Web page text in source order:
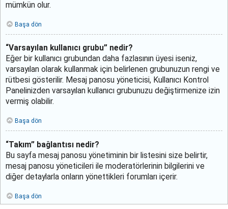
mümkün olur.
Başa dön
“Varsayılan kullanıcı grubu” nedir?
Eğer bir kullanıcı grubundan daha fazlasının üyesi iseniz,
varsayılan olarak kullanmak için belirlenen grubunuzun rengi ve
rütbesi gösterilir. Mesaj panosu yöneticisi, Kullanıcı Kontrol
Panelinizden varsayılan kullanıcı grubunuzu değiştirmenize izin
vermiş olabilir.
Başa dön
“Takım” bağlantısı nedir?
Bu sayfa mesaj panosu yönetiminin bir listesini size belirtir,
mesaj panosu yöneticileri ile moderatörlerinin bilgilerini ve
diğer detaylarla onların yönettikleri forumları içerir.
Başa dön